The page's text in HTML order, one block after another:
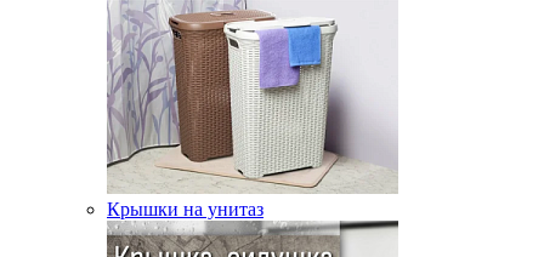
Крышки на унитаз